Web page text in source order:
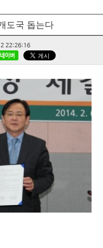
도국 돕는다
22:26:16
네이버